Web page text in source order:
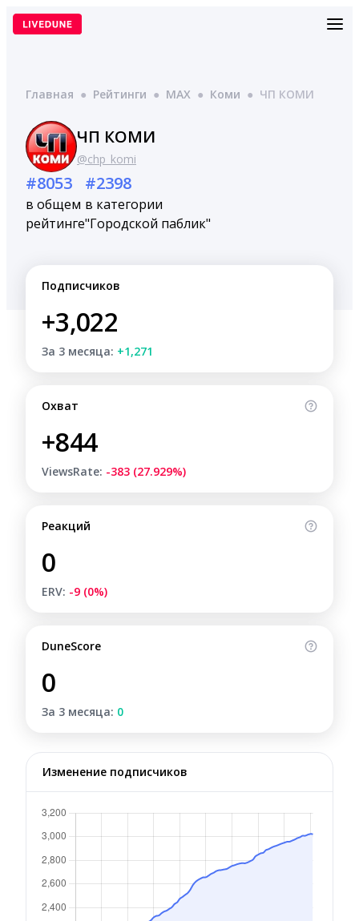
Перейти
Главная ● Рейтинги ● MAX ● Коми ● ЧП КОМИ
ЧП КОМИ
@chp_komi
#8053
в общем
рейтинге
#2398
в категории
"Городской паблик"
Подписчиков
+3,022
За 3 месяца: +1,271
Охват
+844
ViewsRate: -383 (27.929%)
Реакций
0
ERV: -9 (0%)
DuneScore
0
За 3 месяца: 0
Изменение подписчиков